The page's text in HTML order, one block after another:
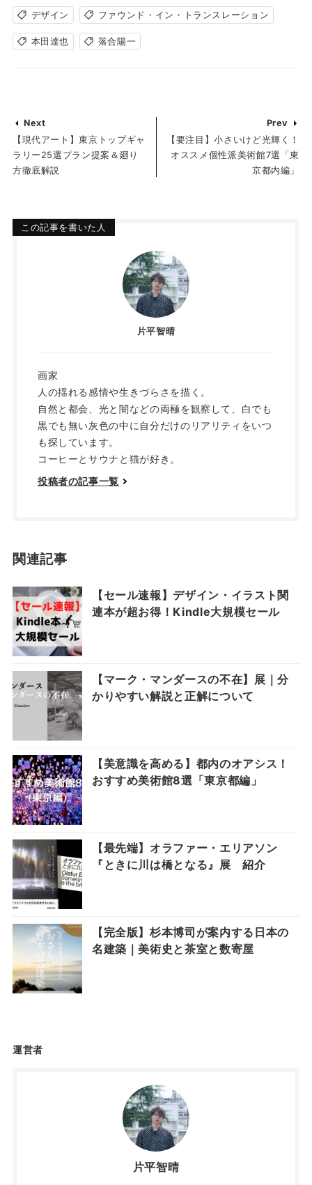
デザイン ファウンド・イン・トランスレーション
本田達也 落合陽一
Next
【現代アート】東京トップギャ
ラリー25選プラン提案＆廻り
方徹底解説
Prev
【要注目】小さいけど光輝く！
オススメ個性派美術館7選「東
京都内編」
この記事を書いた人
片平智晴
画家
人の揺れる感情や生きづらさを描く。
自然と都会、光と闇などの両極を観察して、白でも
黒でも無い灰色の中に自分だけのリアリティをいつ
も探しています。
コーヒーとサウナと猫が好き。
投稿者の記事一覧
関連記事
【セール速報】デザイン・イラスト関
連本が超お得！Kindle大規模セール
【マーク・マンダースの不在】展｜分
かりやすい解説と正解について
【美意識を高める】都内のオアシス！
おすすめ美術館8選「東京都編」
【最先端】オラファー・エリアソン
『ときに川は橋となる』展 紹介
【完全版】杉本博司が案内する日本の
名建築｜美術史と茶室と数寄屋
運営者
片平智晴